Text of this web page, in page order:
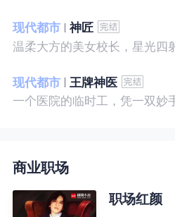
现代都市
神匠
现代都市
王牌神医
商业职场
职场红颜